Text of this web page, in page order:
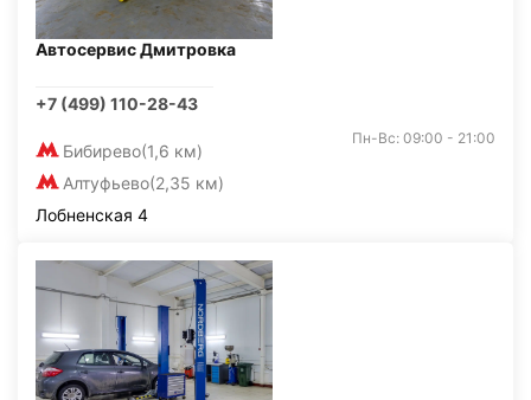
Автосервис Дмитровка
+7 (499) 110-28-43
Бибирево(1,6 км)
Алтуфьево(2,35 км)
Пн-Вс: 09:00 - 21:00
Лобненская 4